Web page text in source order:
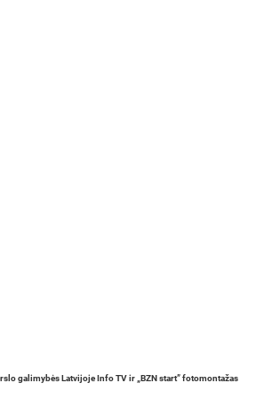
galimybės Latvijoje Info TV ir „BZN start” fotomontažas